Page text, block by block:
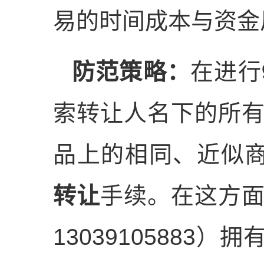
易的时间成本与资
防范策略： 在进行
索转让人名下的所
品上的相同、近似
转让手续。在这方
13039105883）拥